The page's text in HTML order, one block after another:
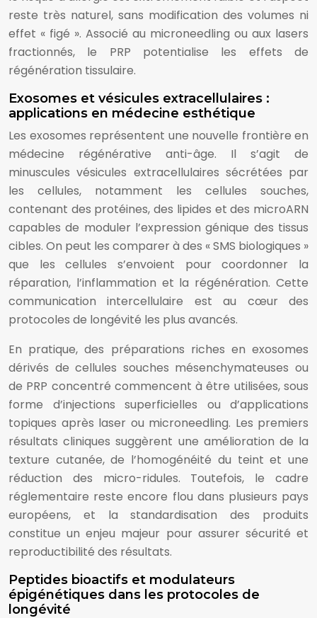
reste très naturel, sans modification des volumes ni
effet « figé ». Associé au microneedling ou aux lasers
fractionnés, le PRP potentialise les effets de
régénération tissulaire.
Exosomes et vésicules extracellulaires :
applications en médecine esthétique
Les exosomes représentent une nouvelle frontière en
médecine régénérative anti-âge. Il s’agit de
minuscules vésicules extracellulaires sécrétées par
les cellules, notamment les cellules souches,
contenant des protéines, des lipides et des microARN
capables de moduler l’expression génique des tissus
cibles. On peut les comparer à des « SMS biologiques »
que les cellules s’envoient pour coordonner la
réparation, l’inflammation et la régénération. Cette
communication intercellulaire est au cœur des
protocoles de longévité les plus avancés.
En pratique, des préparations riches en exosomes
dérivés de cellules souches mésenchymateuses ou
de PRP concentré commencent à être utilisées, sous
forme d’injections superficielles ou d’applications
topiques après laser ou microneedling. Les premiers
résultats cliniques suggèrent une amélioration de la
texture cutanée, de l’homogénéité du teint et une
réduction des micro-ridules. Toutefois, le cadre
réglementaire reste encore flou dans plusieurs pays
européens, et la standardisation des produits
constitue un enjeu majeur pour assurer sécurité et
reproductibilité des résultats.
Peptides bioactifs et modulateurs
épigénétiques dans les protocoles de
longévité